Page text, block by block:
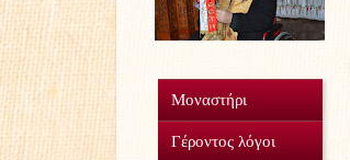
Μοναστήρι
Γέροντος λόγοι